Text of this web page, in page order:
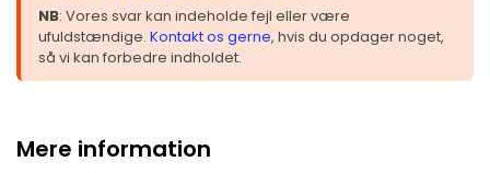
NB: Vores svar kan indeholde fejl eller være
ufuldstændige. Kontakt os gerne, hvis du opdager noget,
så vi kan forbedre indholdet.
Mere information